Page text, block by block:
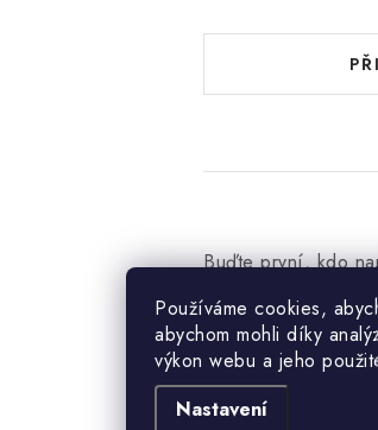
Používáme cookies,
abychom mohli díky
výkon webu a jeho
Nastavení
Buďte první, kdo